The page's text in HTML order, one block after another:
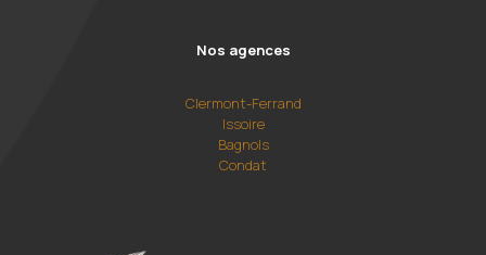
Nos agences
Clermont-Ferrand
Issoire
Bagnols
Condat